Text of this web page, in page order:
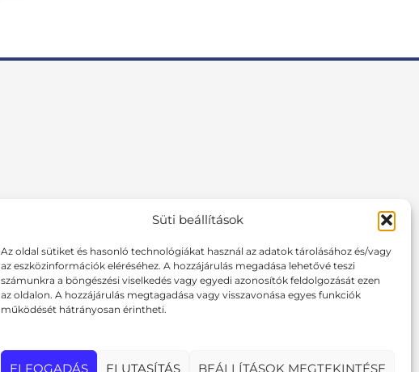
Süti beállítások
Az oldal sütiket és hasonló technológiákat használ az adatok tárolásához és/vagy
az eszközinformációk eléréséhez. A hozzájárulás megadása lehetővé teszi
számunkra a böngészési viselkedés vagy egyedi azonosítók feldolgozását ezen
az oldalon. A hozzájárulás megtagadása vagy visszavonása egyes funkciók
működését hátrányosan érintheti.
ELFOGADÁS ELUTASÍTÁS BEÁLLÍTÁSOK MEGTEKINTÉSE
c
e
b
o
s
t
a
g
P
n
t
e
r